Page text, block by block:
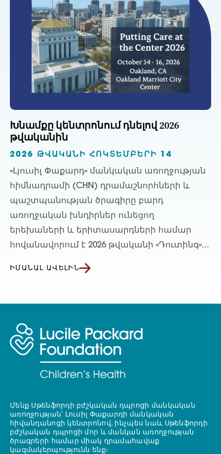
Խնամքը կենտրոնում դնելով 2026
թվականին
2026 ԹՎԱԿԱՆԻ ՀՈԿՏԵՄԲԵՐԻ 14
«Լյուսիլ Փաքարդ» մանկական առողջության
հիմնադրամի (CHN) դրամաշնորհների և
պաշտպանության ծրագիրը բարդ
առողջական խնդիրներ ունեցող
երեխաների և երիտասարդների համար
հովանավորում է 2026 թվականի «Դուտինգ»...
ԻՄԱՆԱԼ ԱՎԵԼԻՆ
Մենք Սթենֆորդի բժշկական դպրոցի մանկական
առողջության՝ Լուսիլ Փաքարդի մանկական
հիվանդանոցի կենտրոնով, ինչպես նաև Սթենֆորդի
բժշկական դպրոցի մոր և մանկան առողջության
ծրագրերի համար միակ դրամահավաք
կազմակերպությունն ենք։